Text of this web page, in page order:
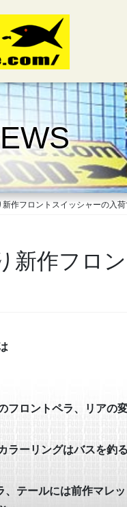
作フロントスイッシャーの入荷
新作フロ
フロントペラ、リアの
ーリングはバスを釣
テールには前作マレ